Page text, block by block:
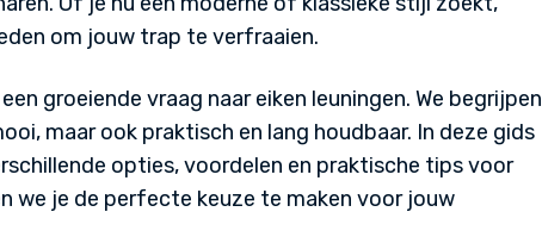
om jouw trap te verfraaien.
groeiende vraag naar eiken leuningen. We begrijpen
maar ook praktisch en lang houdbaar. In deze gids
opties, voordelen en praktische tips voor
we je de perfecte keuze te maken voor jouw